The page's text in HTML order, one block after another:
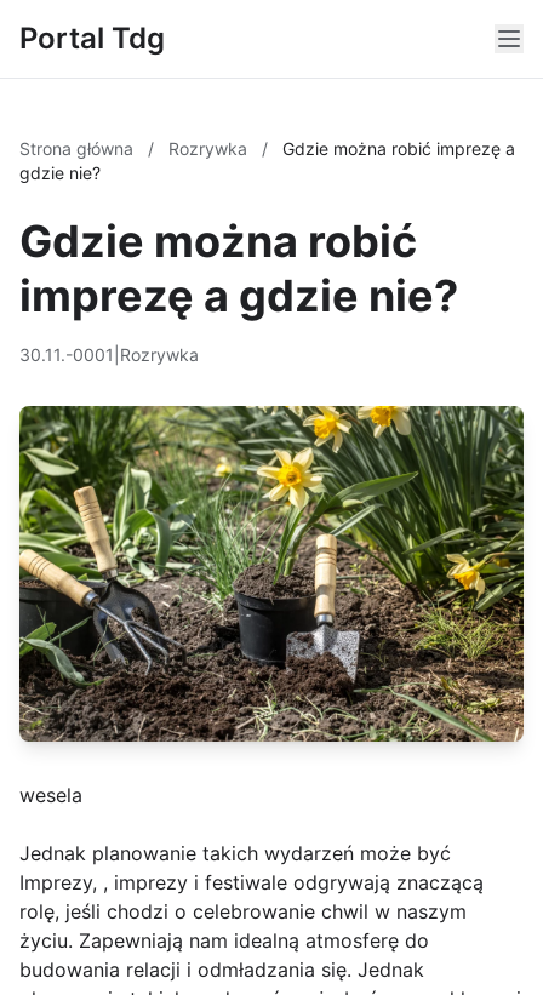
Portal Tdg
Strona główna / Rozrywka /
Gdzie można robić imprezę a
gdzie nie?
Gdzie można robić
imprezę a gdzie nie?
30.11.-0001 Rozrywka
wesela
Jednak planowanie takich wydarzeń może być
Imprezy, , imprezy i festiwale odgrywają znaczącą
rolę, jeśli chodzi o celebrowanie chwil w naszym
życiu. Zapewniają nam idealną atmosferę do
budowania relacji i odmładzania się. Jednak